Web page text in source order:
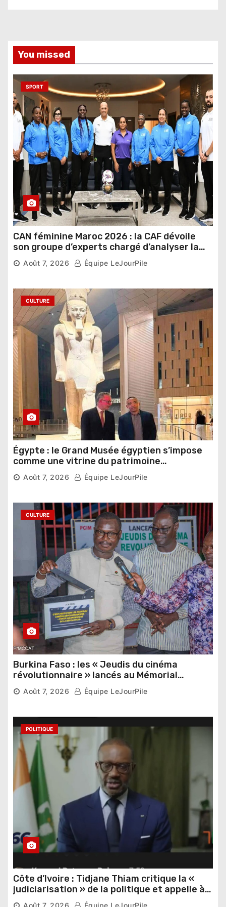
You missed
SPORT
CAN féminine Maroc 2026 : la CAF dévoile
son groupe d’experts chargé d’analyser la
compétition
Août 7, 2026 Équipe LeJourPile
CULTURE
Égypte : le Grand Musée égyptien s’impose
comme une vitrine du patrimoine
pharaonique auprès des dirigeants
étrangers
Août 7, 2026 Équipe LeJourPile
CULTURE
Burkina Faso : les « Jeudis du cinéma
révolutionnaire » lancés au Mémorial
Thomas Sankara
Août 7, 2026 Équipe LeJourPile
POLITIQUE
Côte d’Ivoire : Tidjane Thiam critique la «
judiciarisation » de la politique et appelle à
poursuivre l’apaisement
Août 7, 2026 Équipe LeJourPile